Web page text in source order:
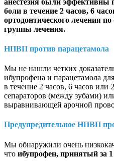
боли в течение 2 часов, 6
ортодонтического лечения
группы лечения.
НПВП против парацетамола
Мы не нашли четких
ибупрофена и парацетамола
в течение 2 часов, 6 часов или
сепараторов (между зубами)
выравнивающей арочной
Предупредительное НПВП
Мы обнаружили очень
что ибупрофен, принятый за